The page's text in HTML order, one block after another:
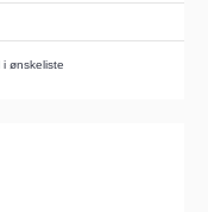
ønskeliste